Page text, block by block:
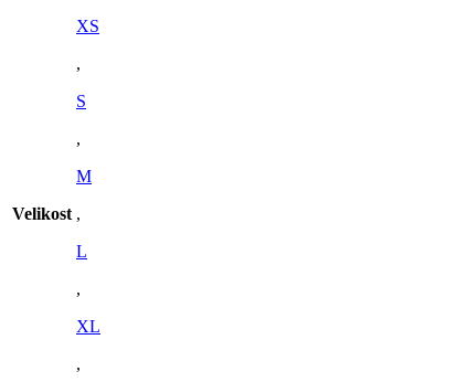
Velikost
XS
,
S
,
M
,
L
,
XL
,